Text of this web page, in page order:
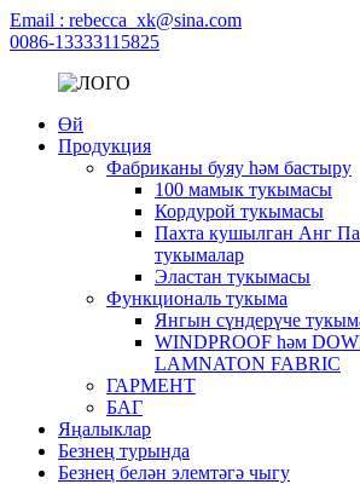
Email : rebecca_xk@sina.com
0086-13333115825
Өй
Продукция
Фабриканы буяу һәм бастыру
100 мамык тукымасы
Кордурой тукымасы
Пахта кушылган Анг
тукымалар
Эластан тукымасы
Функциональ тукыма
Янгын сүндерүче
WINDPROOF һәм
LAMNATON FABRIC
ГАРМЕНТ
БАГ
Яңалыклар
Безнең турында
Безнең белән элемтәгә чыгу